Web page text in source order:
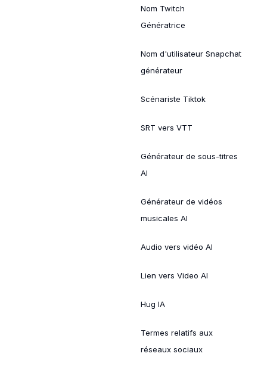
Nom Twitch
Génératrice
Nom d'utilisateur Snapchat
générateur
Scénariste Tiktok
SRT vers VTT
Générateur de sous-titres
AI
Générateur de vidéos
musicales AI
Audio vers vidéo AI
Lien vers Video AI
Hug IA
Termes relatifs aux
réseaux sociaux